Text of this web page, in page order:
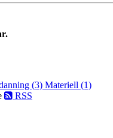
(3) Materiell (1)
RSS